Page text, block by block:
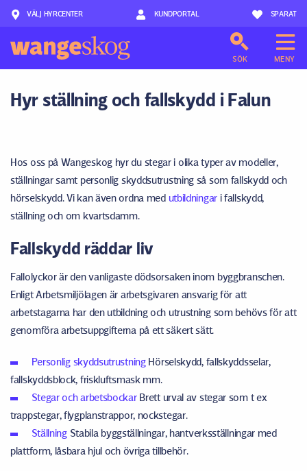
Hoppa till innehåll
VÄLJ HYRCENTER KUNDPORTAL SPARAT
SÖK MENY
Hyr ställning och fallskydd i Falun
Hos oss på Wangeskog hyr du stegar i olika typer av modeller,
ställningar samt personlig skyddsutrustning så som fallskydd och
hörselskydd. Vi kan även ordna med utbildningari fallskydd,
ställning och om kvartsdamm.
Fallskydd räddar liv
Fallolyckor är den vanligaste dödsorsaken inom byggbranschen.
Enligt Arbetsmiljölagen är arbetsgivaren ansvarig för att
arbetstagarna har den utbildning och utrustning som behövs för att
genomföra arbetsuppgifterna på ett säkert sätt.
Personlig skyddsutrustningHörselskydd, fallskyddsselar,
fallskyddsblock, friskluftsmask mm.
Stegar och arbetsbockarBrett urval av stegar som t ex
trappstegar, flygplanstrappor, nockstegar.
StällningStabila byggställningar, hantverksställningar med
plattform, låsbara hjul och övriga tillbehör.